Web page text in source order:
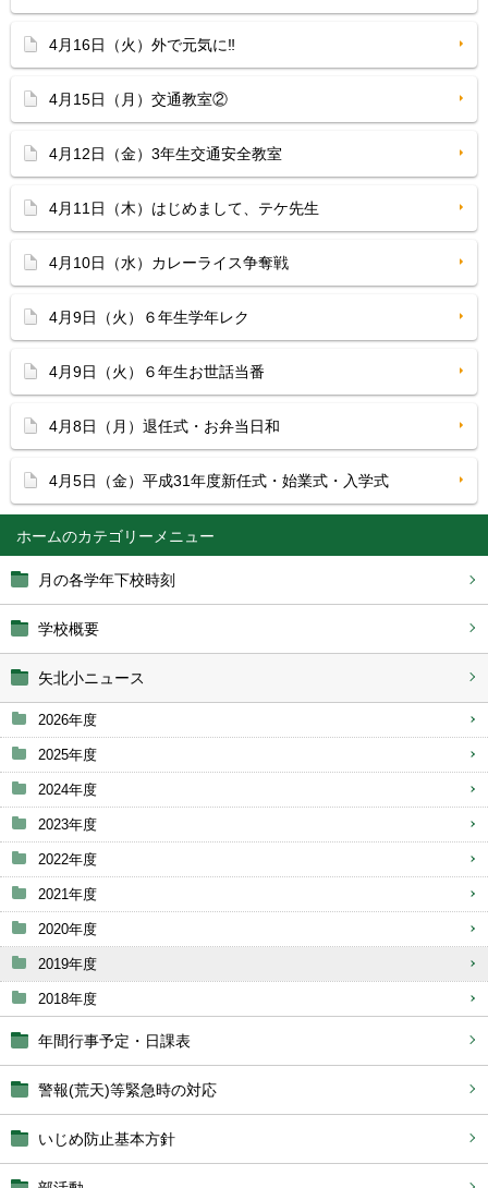
ホーム
月の各学年下校時刻
学校概要
矢北小ニュース
2026年度
2025年度
2024年度
2023年度
2022年度
2021年度
2020年度
2019年度
2018年度
年間行事予定・日課表
警報(荒天)等緊急時の対応
いじめ防止基本方針
4月16日（火）外で元気に‼
4月15日（月）交通教室②
4月12日（金）3年生交通安全教室
4月11日（木）はじめまして、テケ先生
4月10日（水）カレーライス争奪戦
4月9日（火）６年生学年レク
4月9日（火）６年生お世話当番
4月8日（月）退任式・お弁当日和
4月5日（金）平成31年度新任式・始業式・入学式